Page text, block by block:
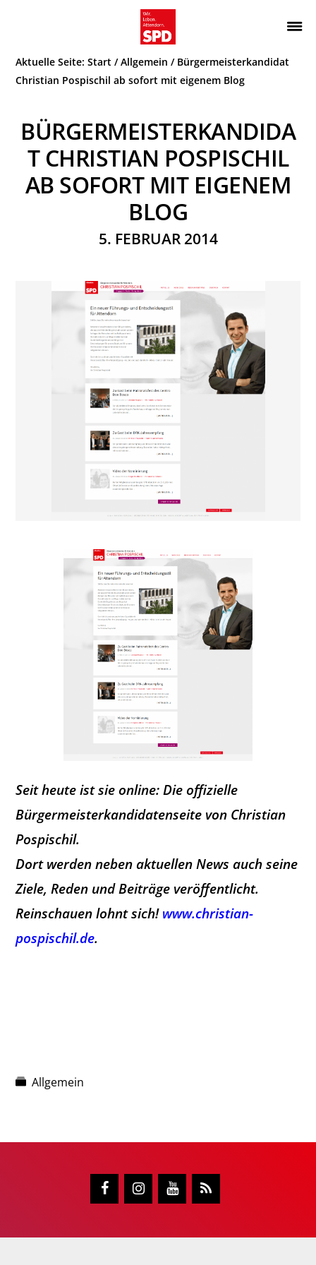
springen
springen
SPD
Leben.
Attendorn.
Aktuelle Seite:Start / Allgemein /Bürgermeisterkandidat
Christian Pospischil ab sofort mit eigenem Blog
BÜRGERMEISTERKANDIDA
T CHRISTIAN POSPISCHIL
AB SOFORT MIT EIGENEM
BLOG
5. FEBRUAR 2014
Seit heute ist sie online: Die offizielle
Bürgermeisterkandidatenseite von Christian
Pospischil.
Dort werden neben aktuellen News auch seine
Ziele, Reden und Beiträge veröffentlicht.
Reinschauen lohnt sich!www.christian-
pospischil.de.
Allgemein